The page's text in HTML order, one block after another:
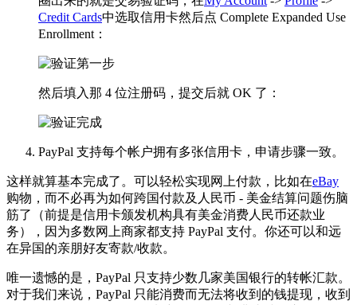
Credit Cards中选取信用卡然后点 Complete Expanded Use
Enrollment：
然后填入那 4 位注册码，提交后就 OK 了：
PayPal 支持每个帐户拥有多张信用卡，申请步骤一致。
这样就算基本完成了。可以轻松实现网上付款，比如在eBay
购物，而不必再为如何跨国付款及人民币 - 美金结算问题伤脑
筋了（前提是信用卡颁发机构具有美金消费人民币还款业
务），因为多数网上商家都支持 PayPal 支付。你还可以和远
在异国的亲朋好友寄款/收款。
唯一遗憾的是，PayPal 只支持少数几家美国银行的转帐汇款。
对于我们来说，PayPal 只能消费而无法将收到的钱提现，收到